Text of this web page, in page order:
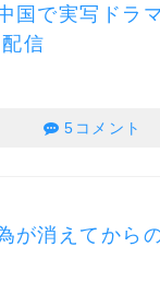
国で実写ドラ
信
5コメント
が消えてから